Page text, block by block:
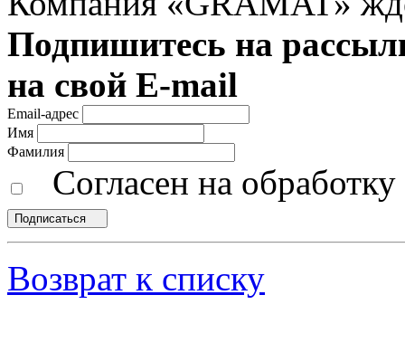
Подпишитесь на
на свой E-mail
Email-адрес
Имя
Фамилия
Согласен на
Подписаться
Возврат к списку